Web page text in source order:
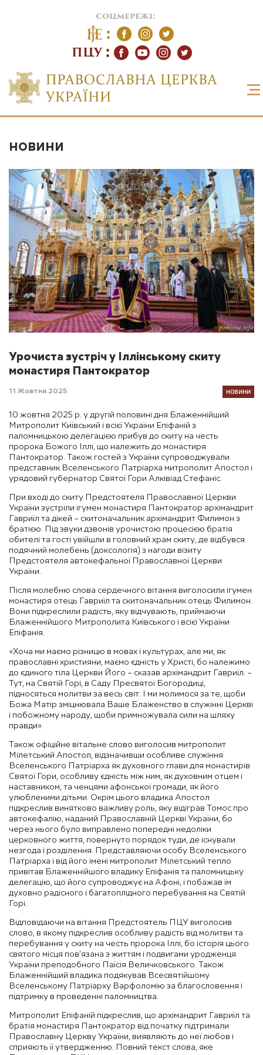
соцмережі:
ПЦУ
НОВИНИ
Урочиста зустріч у Іллінському скиту
монастиря Пантократор
11 Жовтня 2025 НОВИНИ
10 жовтня 2025 р. у другій половині дня Блаженнійший
Митрополит Київський і всієї України Епіфаній з
паломницькою делегацією прибув до скиту на честь
пророка Божого Іллі, що належить до монастиря
Пантократор. Також гостей з України супроводжували
представник Вселенського Патріарха митрополит Апостол і
урядовий губернатор Святої Гори Алківіад Стефаніс.
При вході до скиту Предстоятеля Православної Церкви
України зустріли ігумен монастиря Пантократор архімандрит
Гавриїл та дікей – скитоначальник архімандрит Филимон з
братією. Під звуки дзвонів урочистою процесією братія
обителі та гості увійшли в головний храм скиту, де відбувся
подячний молебень (доксологія) з нагоди візиту
Предстоятеля автокефальної Православної Церкви
України.
Після молебню слова сердечного вітання виголосили ігумен
монастиря отець Гавриїл та скитоначальник отець Филимон.
Вони підкреслили радість, яку відчувають, приймаючи
Блаженнійшого Митрополита Київського і всієї України
Епіфанія.
«Хоча ми маємо різницю в мовах і культурах, але ми, як
православні християни, маємо єдність у Христі, бо належимо
до єдиного тіла Церкви Його – сказав архімандрит Гавриїл. –
Тут, на Святій Горі, в Саду Пресвятої Богородиці,
підносяться молитви за весь світ. І ми молимося за те, щоби
Божа Матір зміцнювала Ваше Блаженство в служінні Церкві
і побожному народу, щоби примножувала сили на шляху
правди».
Також офіційне вітальне слово виголосив митрополит
Мілетський Апостол, відзначивши особливе служіння
Вселенського Патріарха як духовного глави для монастирів
Святої Гори, особливу єдність між ним, як духовним отцем і
наставником, та ченцями афонської громади, як його
улюбленими дітьми. Окрім цього владика Апостол
підкреслив винятково важливу роль, яку відіграв Томос про
автокефалію, наданий Православній Церкві України, бо
через нього було виправлено попередні недоліки
церковного життя, повернуто порядок туди, де існували
незгода і розділення. Представляючи особу Вселенського
Патріарха і від його імені митрополит Мілетський тепло
привітав Блаженнійшого владику Епіфанія та паломницьку
делегацію, що його супроводжує на Афоні, і побажав їм
духовно радісного і багатоплідного перебування на Святій
Горі.
Відповідаючи на вітання Предстоятель ПЦУ виголосив
слово, в якому підкреслив особливу радість від молитви та
перебування у скиту на честь пророка Іллі, бо історія цього
святого місця пов’язана з життям і подвигами уродженця
України преподобного Паїсія Величковського. Також
Блаженнійший владика подякував Всесвятійшому
Вселенському Патріарху Варфоломію за благословення і
підтримку в проведенні паломництва.
Митрополит Епіфаній підкреслив, що архімандрит Гавриїл та
братія монастиря Пантократор від початку підтримали
Православну Церкву України, виявляють до неї любов і
сприяють її утвердженню. Повний текст слова, яке